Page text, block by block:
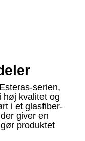
serien,
høj kvalitet og
i et glasfiber-
giver en
produktet